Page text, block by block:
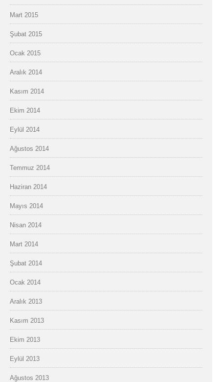
Mart 2015
Şubat 2015
Ocak 2015
Aralık 2014
Kasım 2014
Ekim 2014
Eylül 2014
Ağustos 2014
Temmuz 2014
Haziran 2014
Mayıs 2014
Nisan 2014
Mart 2014
Şubat 2014
Ocak 2014
Aralık 2013
Kasım 2013
Ekim 2013
Eylül 2013
Ağustos 2013